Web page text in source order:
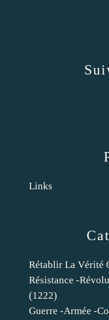
Rétablir La Vérité
Résistance -
(1222)
Guerre -armée -
Links